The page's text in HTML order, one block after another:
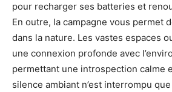
pour recharger ses batteries et
En outre, la campagne vous permet
dans la nature. Les vastes espaces
une connexion profonde avec
permettant une introspection calme
silence ambiant n’est interrompu